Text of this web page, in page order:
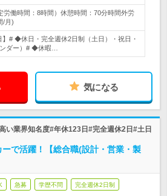
労働時間：8時間）休憩時間：70分時間外労
/月)
】# ◆休日・完全週休2日制（土日）・祝日・
ダー）# ◆休暇…
気になる
い業界知名度#年休123日#完全週休2日#土日
で活躍！【総合職(設計・営業・製
急募 学歴不問 完全週休2日制